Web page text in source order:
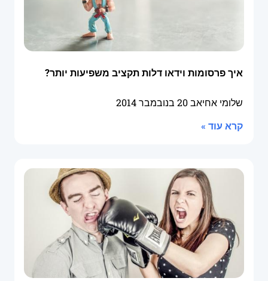
איך פרסומות וידאו דלות תקציב משפיעות יותר?
שלומי אחיאב20 בנובמבר 2014
קרא עוד »